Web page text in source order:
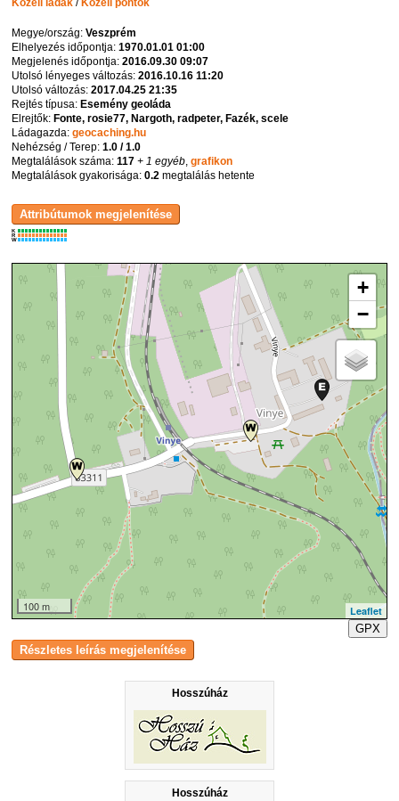
Hosszúház
Hosszúház
Közeli ládák / Közeli pontok
Megye/ország:Veszprém
Elhelyezés időpontja:1970.01.01 01:00
Megjelenés időpontja:2016.09.30 09:07
Utolsó lényeges változás:2016.10.16 11:20
Utolsó változás:2017.04.25 21:35
Rejtés típusa: Esemény geoláda
Elrejtők: Fonte, rosie77, Nargoth, radpeter, Fazék, scele
Ládagazda:geocaching.hu
Nehézség / Terep:1.0 / 1.0
Megtalálások száma:117 + 1 egyéb,grafikon
Megtalálások gyakorisága:0.2 megtalálás hetente
K
R
W
+
−
100 m
Leaflet
GPX